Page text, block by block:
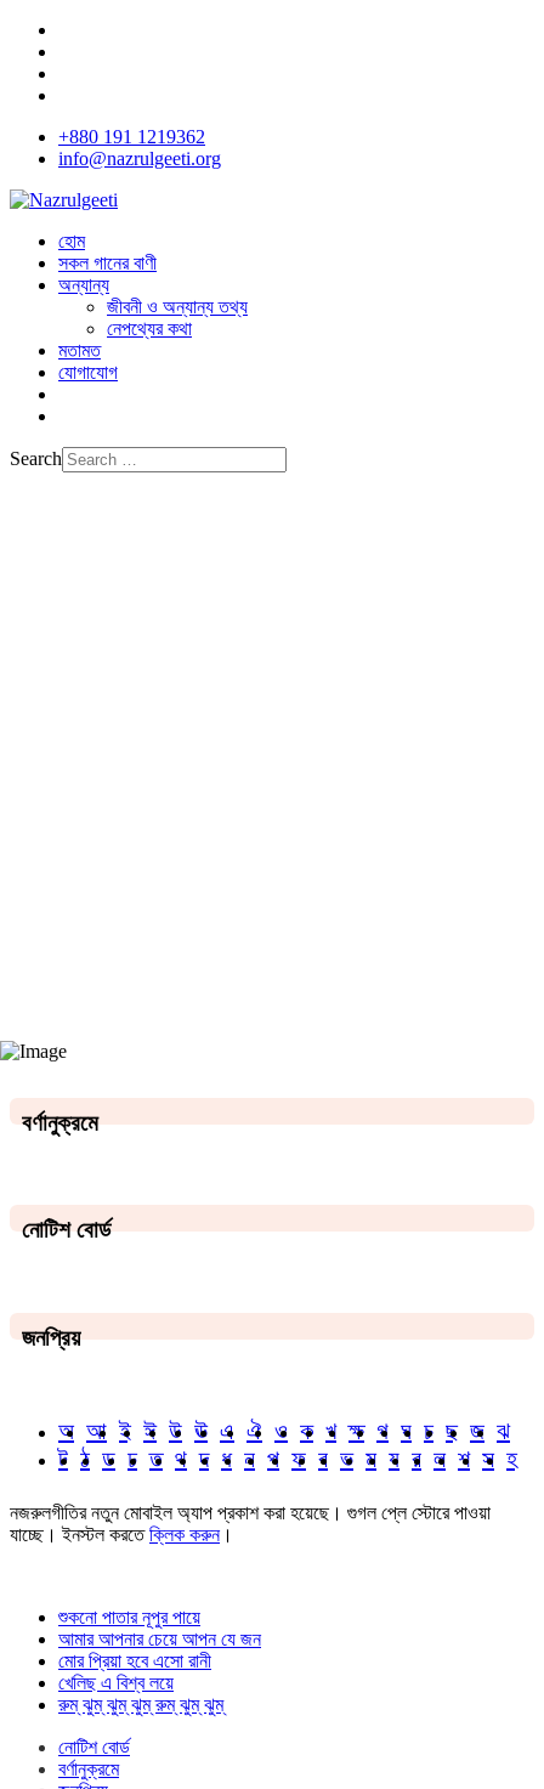
+880 191 1219362
info@nazrulgeeti.org
হোম
সকল গানের বাণী
অন্যান্য
জীবনী ও অন্যান্য তথ্য
নেপথ্যের কথা
মতামত
যোগাযোগ
Search
বর্ণানুক্রমে
নোটিশ বোর্ড
জনপ্রিয়
অ আ ই ঈ উ ঊ এ ঐ ও ক খ ক্ষ গ ঘ চ ছ জ ঝ
ট ঠ ড ঢ ত থ দ ধ ন প ফ ব ভ ম য র ল শ স হ
নজরুলগীতির নতুন মোবাইল অ্যাপ প্রকাশ করা হয়েছে। গুগল প্লে স্টোরে পাওয়া
যাচ্ছে। ইনস্টল করতেক্লিক করুন।
শুকনো পাতার নূপুর পায়ে
আমার আপনার চেয়ে আপন যে জন
মোর প্রিয়া হবে এসো রানী
খেলিছ এ বিশ্ব লয়ে
রুম্ ঝুম্ ঝুম্ ঝুম্ রুম্ ঝুম্ ঝুম্
নোটিশ বোর্ড
বর্ণানুক্রমে